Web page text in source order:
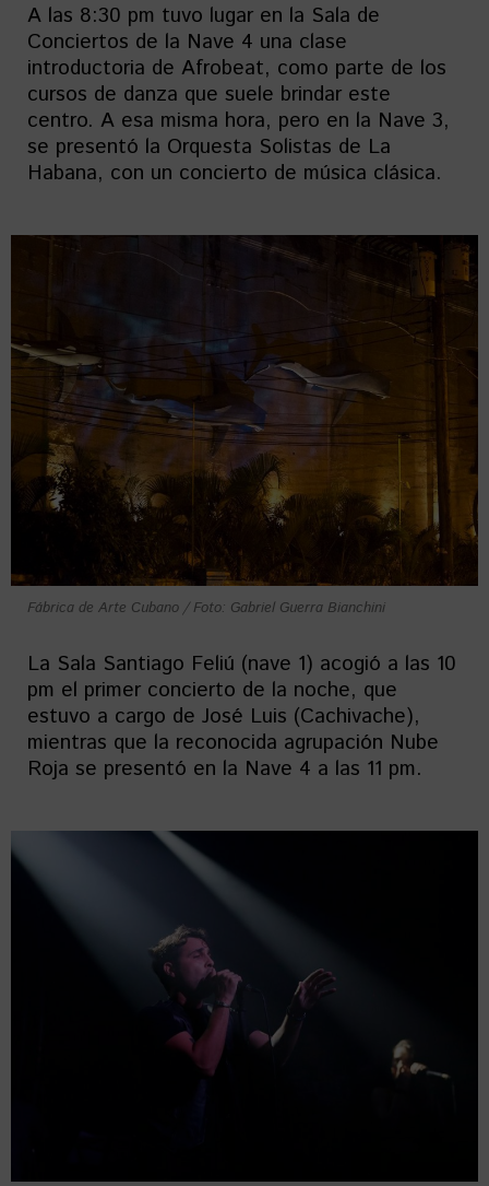
A las 8:30 pm tuvo lugar en la Sala de
Conciertos de la Nave 4 una clase
introductoria de Afrobeat, como parte de los
cursos de danza que suele brindar este
centro. A esa misma hora, pero en la Nave 3,
se presentó la Orquesta Solistas de La
Habana, con un concierto de música clásica.
Fábrica de Arte Cubano / Foto: Gabriel Guerra Bianchini
La Sala Santiago Feliú (nave 1) acogió a las 10
pm el primer concierto de la noche, que
estuvo a cargo de José Luis (Cachivache),
mientras que la reconocida agrupación Nube
Roja se presentó en la Nave 4 a las 11 pm.